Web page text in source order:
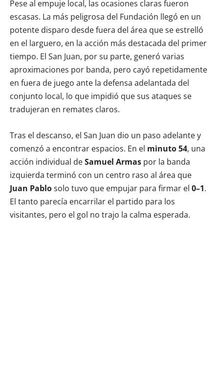
Pese al empuje local, las ocasiones claras fueron
escasas. La más peligrosa del Fundación llegó en un
potente disparo desde fuera del área que se estrelló
en el larguero, en la acción más destacada del primer
tiempo. El San Juan, por su parte, generó varias
aproximaciones por banda, pero cayó repetidamente
en fuera de juego ante la defensa adelantada del
conjunto local, lo que impidió que sus ataques se
tradujeran en remates claros.
Tras el descanso, el San Juan dio un paso adelante y
comenzó a encontrar espacios. En el minuto 54, una
acción individual deSamuel Armas por la banda
izquierda terminó con un centro raso al área que
Juan Pablosolo tuvo que empujar para firmar el 0–1.
El tanto parecía encarrilar el partido para los
visitantes, pero el gol no trajo la calma esperada.